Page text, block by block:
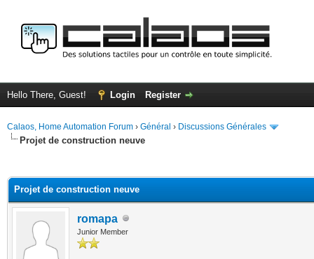
Hello There, Guest! Login Register
Calaos, Home Automation Forum › Général › Discussions Générales
Projet de construction neuve
Projet de construction neuve
romapa
Junior Member